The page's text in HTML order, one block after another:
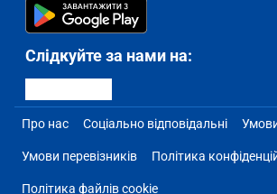
Слідкуйте за нами на:
Про нас Соціально відповідальні
Умови перевізників Політика
Політика файлів cookie